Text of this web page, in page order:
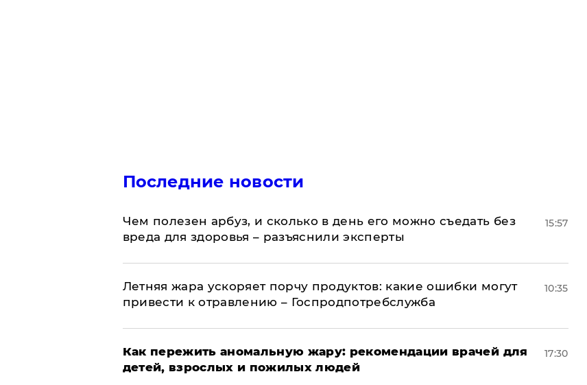
Последние новости
Чем полезен арбуз, и сколько в день его можно съедать без
вреда для здоровья – разъяснили эксперты
15:57
Летняя жара ускоряет порчу продуктов: какие ошибки могут
привести к отравлению – Госпродпотребслужба
10:35
Как пережить аномальную жару: рекомендации врачей для
детей, взрослых и пожилых людей
17:30